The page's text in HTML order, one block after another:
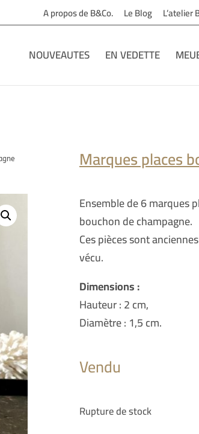
A propos de B&Co. Le Blog L’atelier
NOUVEAUTES EN VEDETTE
Marques places
Ensemble de 6 marques
bouchon de champagne.
Ces pièces sont
vécu.
Dimensions :
Hauteur : 2 cm,
Diamètre : 1,5 cm.
Vendu
Rupture de stock